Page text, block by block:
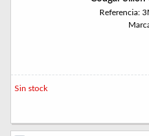
Referencia:
Sin stock